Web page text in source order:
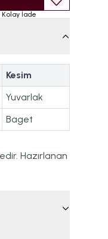
Kolay İade
Kesim
Yuvarlak
Baget
Hazırlanan